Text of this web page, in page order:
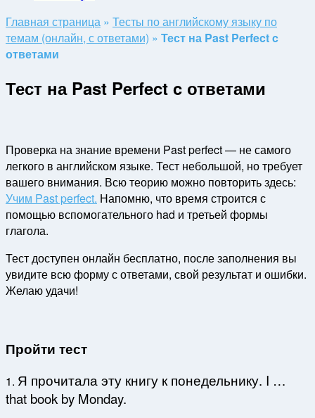
Главная страница » Тесты по английскому языку по
темам (онлайн, с ответами) » Тест на Past Perfect c
ответами
Тест на Past Perfect c ответами
Проверка на знание времени Past perfect — не самого
легкого в английском языке. Тест небольшой, но требует
вашего внимания. Всю теорию можно повторить здесь:
Учим Past perfect. Напомню, что время строится с
помощью вспомогательного had и третьей формы
глагола.
Тест доступен онлайн бесплатно, после заполнения вы
увидите всю форму с ответами, свой результат и ошибки.
Желаю удачи!
Пройти тест
1. Я прочитала эту книгу к понедельнику. I …
that book by Monday.